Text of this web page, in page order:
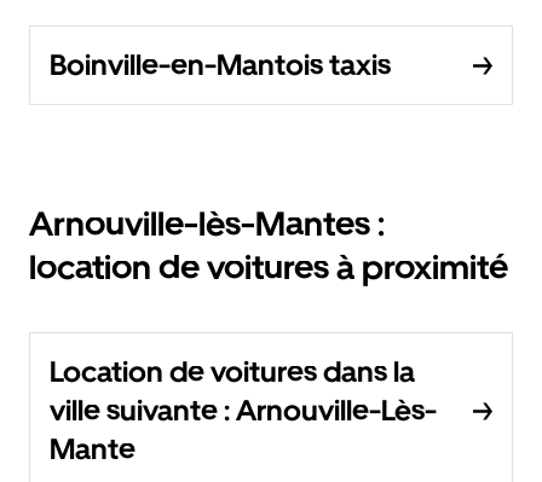
Boinville-en-Mantois taxis
Arnouville-lès-Mantes :
location de voitures à proximité
Location de voitures dans la
ville suivante : Arnouville-Lès-
Mante